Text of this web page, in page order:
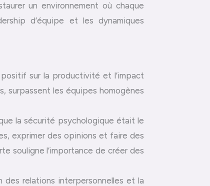
un environnement où chaque
d’équipe et les dynamiques
sur la productivité et l’impact
surpassent les équipes homogènes
la sécurité psychologique était le
exprimer des opinions et faire des
souligne l’importance de créer des
des relations interpersonnelles et la